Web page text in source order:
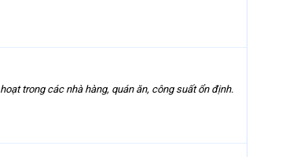
trong các nhà hàng, quán ăn, công suất ổn định.